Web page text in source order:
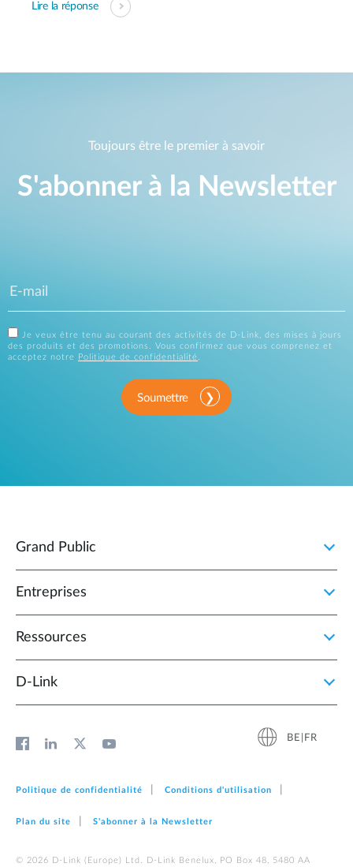
Lire la réponse
Toujours être le premier à savoir
S'abonner à la Newsletter
Je veux être tenu au courant des activités de D-Link, des mises à jours
des produits et des promotions. Vous confirmez que vous comprenez et
acceptez notre
Politique de confidentialité.
Soumettre
Grand Public
Entreprises
Ressources
D‑Link
BE|FR
Politique de confidentialité Conditions d'utilisation
Plan du site S'abonner à la Newsletter
© 2026 D‑Link (Europe) Ltd. D-Link Benelux, PO Box 48, 5480 AA